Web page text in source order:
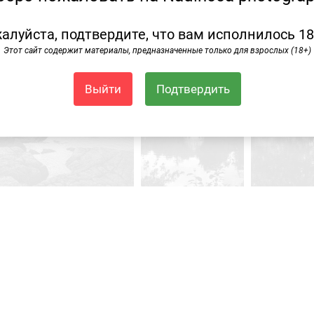
подтвердите, что вам исполнилось
Этот сайт содержит материалы, предназначенные только для взрослых (18+)
Выйти Подтвердить